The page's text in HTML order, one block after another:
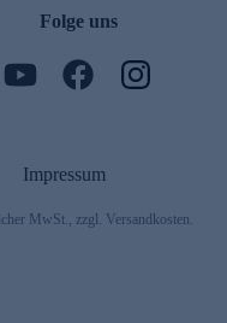
Folge uns
Impressum
MwSt., zzgl. Versandkosten.